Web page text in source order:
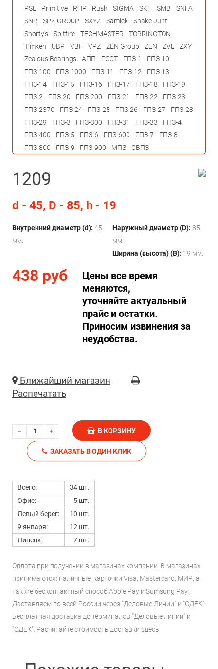
1209
d - 45, D - 85, h - 19
Внутренний диаметр (d): 45
мм.
Наружный диаметр (D): 85
мм.
Ширина (высота) (B): 19 мм.
438 руб
Цены все время
меняются,
уточняйте актуальный
прайс и остатки.
Приносим извинения за
неудобства.
Ближайший магазин
Распечатать
В КОРЗИНУ
ЗАКАЗАТЬ В ОДИН КЛИК
Всего:
34 шт.
Офис:
5 шт.
Левый берег:
10 шт.
9 января:
12 шт.
Липецк:
7 шт.
Оплата при получении в магазинах компании . В магазинах
принимаются: наличные, карточки Visa, Mastercard, МИР, а
так же бесконтактный способ Apple Pay и Sumsung Pay.
Доставляем по всей России через "Деловые Линии" и "СДЕК".
Бесплатная доставка до терминалов "Деловые линии" и
"СДЕК". Расчитайте стоимость доставки здесь
PSL
Primitive RHP Rush SIGMA SKF SMB
SNFA
SNR
SPZ-GROUP SXYZ Samick
Shake Junt
Shorty's
Spitfire TECHMASTER
TORRINGTON
Timken
UBP VBF VPZ ZEN Group ZEN ZVL
ZXY
Zealous Bearings
АПП ГОСТ ГПЗ-1
ГПЗ-10
ГПЗ-100
ГПЗ-1000 ГПЗ-11 ГПЗ-12
ГПЗ-13
ГПЗ-14
ГПЗ-15 ГПЗ-16 ГПЗ-17 ГПЗ-18
ГПЗ-19
ГПЗ-2
ГПЗ-20 ГПЗ-200 ГПЗ-21 ГПЗ-22
ГПЗ-23
ГПЗ-2370
ГПЗ-24 ГПЗ-25 ГПЗ-26 ГПЗ-27
ГПЗ-28
ГПЗ-29
ГПЗ-3 ГПЗ-300 ГПЗ-31 ГПЗ-33
ГПЗ-4
ГПЗ-400
ГПЗ-5 ГПЗ-6 ГПЗ-600 ГПЗ-7
ГПЗ-8
ГПЗ-800
ГПЗ-9 ГПЗ-900 МПЗ СВПЗ